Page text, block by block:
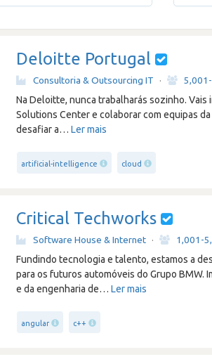
Deloitte Portugal
Consultoria & Outsourcing IT ·
Na Deloitte, nunca trabalharás sozinho.
Solutions Center e colaborar com equipas
desafiar a…Ler mais
artificial-intelligence cloud
Critical Techworks
Software House & Internet ·
1,001-
Fundindo tecnologia e talento, estamos a
para os futuros automóveis do Grupo
e da engenharia de…Ler mais
angular c++